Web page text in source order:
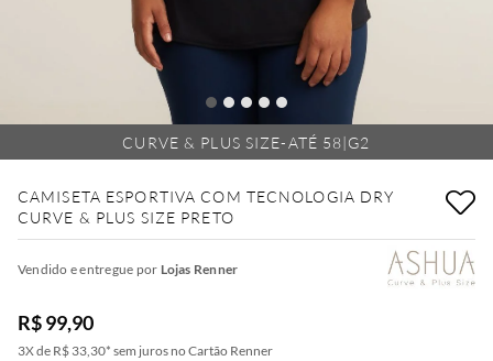
CURVE & PLUS SIZE-ATÉ 58|G2
CAMISETA ESPORTIVA COM TECNOLOGIA DRY
CURVE & PLUS SIZE PRETO
Vendido e entregue por Lojas Renner
R$ 99,90
3X de R$ 33,30* sem juros no Cartão Renner